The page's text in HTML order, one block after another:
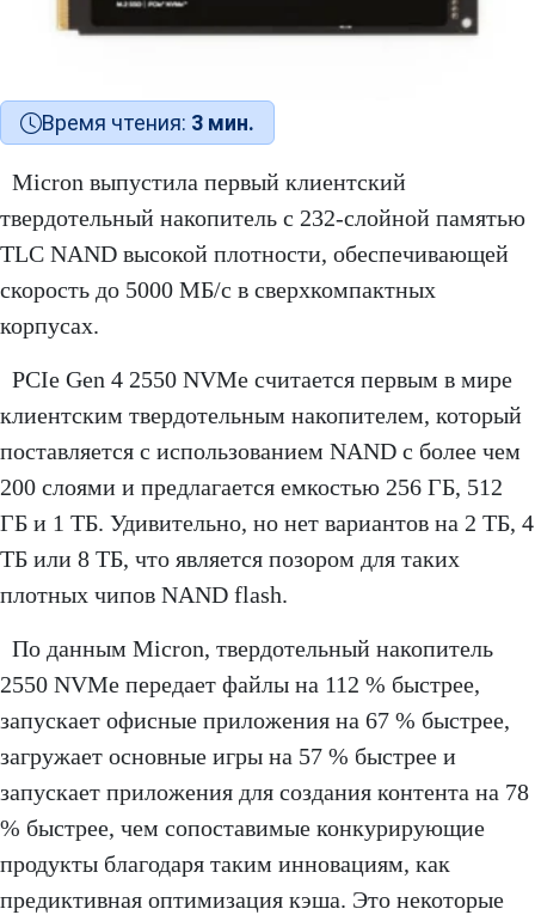
Время чтения: 3 мин.
Micron выпустила первый клиентский
твердотельный накопитель с 232-слойной памятью
TLC NAND высокой плотности, обеспечивающей
скорость до 5000 МБ/с в сверхкомпактных
корпусах.
PCIe Gen 4 2550 NVMe считается первым в мире
клиентским твердотельным накопителем, который
поставляется с использованием NAND с более чем
200 слоями и предлагается емкостью 256 ГБ, 512
ГБ и 1 ТБ. Удивительно, но нет вариантов на 2 ТБ, 4
ТБ или 8 ТБ, что является позором для таких
плотных чипов NAND flash.
По данным Micron, твердотельный накопитель
2550 NVMe передает файлы на 112 % быстрее,
запускает офисные приложения на 67 % быстрее,
загружает основные игры на 57 % быстрее и
запускает приложения для создания контента на 78
% быстрее, чем сопоставимые конкурирующие
продукты благодаря таким инновациям, как
предиктивная оптимизация кэша. Это некоторые